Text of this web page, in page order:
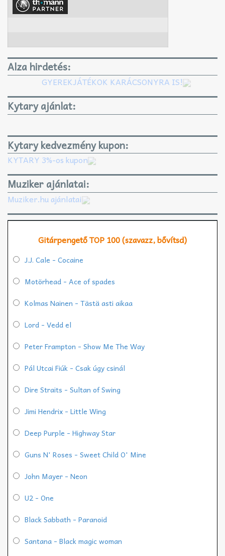
Alza hirdetés:
GYEREKJÁTÉKOK KARÁCSONYRA IS!
Kytary ajánlat:
Kytary kedvezmény kupon:
KYTARY 3%-os kupon
Muziker ajánlatai:
Muziker.hu ajánlatai
Gitárpengető TOP 100 (szavazz, bővítsd)
J.J. Cale - Cocaine
Motörhead - Ace of spades
Kolmas Nainen - Tästä asti aikaa
Lord - Vedd el
Peter Frampton - Show Me The Way
Pál Utcai Fiúk - Csak úgy csinál
Dire Straits - Sultan of Swing
Jimi Hendrix - Little Wing
Deep Purple - Highway Star
Guns N' Roses - Sweet Child O' Mine
John Mayer - Neon
U2 - One
Black Sabbath - Paranoid
Santana - Black magic woman